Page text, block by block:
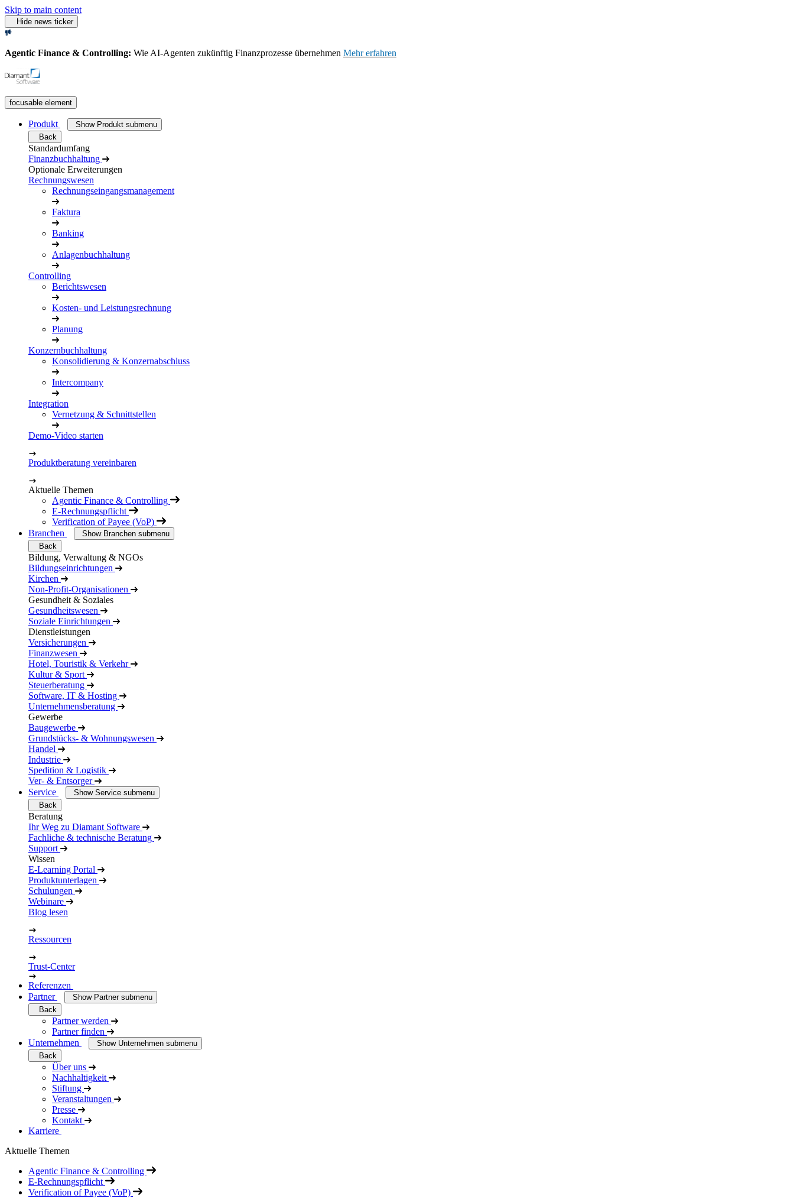
Skip to main content
Hide news ticker
Agentic Finance & Controlling: Wie AI‑Agenten zukünftig Finanzprozesse übernehmen Mehr erfahren
focusable element
Produkt
Show Produkt submenu
Back
Standardumfang
Finanzbuchhaltung
Optionale Erweiterungen
Rechnungswesen
Rechnungseingangsmanagement
Faktura
Banking
Anlagenbuchhaltung
Controlling
Berichtswesen
Kosten- und Leistungsrechnung
Planung
Konzernbuchhaltung
Konsolidierung & Konzernabschluss
Intercompany
Integration
Vernetzung & Schnittstellen
Demo-Video starten
Produktberatung vereinbaren
Aktuelle Themen
Agentic Finance & Controlling
E-Rechnungspflicht
Verification of Payee (VoP)
Branchen
Show Branchen submenu
Back
Bildung, Verwaltung & NGOs
Bildungseinrichtungen
Kirchen
Non-Profit-Organisationen
Gesundheit & Soziales
Gesundheitswesen
Soziale Einrichtungen
Dienstleistungen
Versicherungen
Finanzwesen
Hotel, Touristik & Verkehr
Kultur & Sport
Steuerberatung
Software, IT & Hosting
Unternehmensberatung
Gewerbe
Baugewerbe
Grundstücks- & Wohnungswesen
Handel
Industrie
Spedition & Logistik
Ver- & Entsorger
Service
Show Service submenu
Back
Beratung
Ihr Weg zu Diamant Software
Fachliche & technische Beratung
Support
Wissen
E-Learning Portal
Produktunterlagen
Schulungen
Webinare
Blog lesen
Ressourcen
Trust-Center
Referenzen
Partner
Show Partner submenu
Back
Partner werden
Partner finden
Unternehmen
Show Unternehmen submenu
Back
Über uns
Nachhaltigkeit
Stiftung
Veranstaltungen
Presse
Kontakt
Karriere
Aktuelle Themen
Agentic Finance & Controlling
E-Rechnungspflicht
Verification of Payee (VoP)